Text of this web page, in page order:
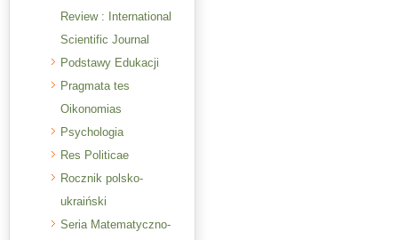
Review : International
Scientific Journal
Podstawy Edukacji
Pragmata tes
Oikonomias
Psychologia
Res Politicae
Rocznik polsko-
ukraiński
Seria Matematyczno-